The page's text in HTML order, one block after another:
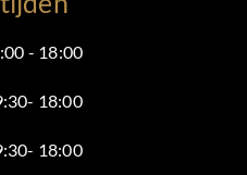
- 18:00
18:00
18:00